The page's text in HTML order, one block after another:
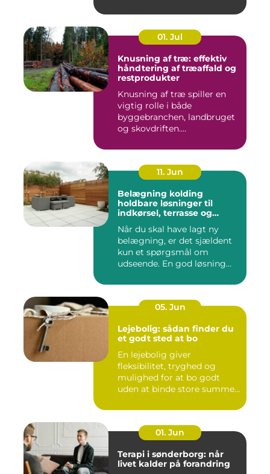
01. Jul
Knusning af træ: effektiv
håndtering af træaffald og
restprodukter
Knusning af træ spiller en
vigtig rolle i både
byggebranchen, landbruget
og skovdriften....
11. Jun
Belægning kolding
holdbare løsninger til
indkørsel, terrasse og
Når du skal have lagt ny
belægning, er det sjældent
kun et spørgsmål om
udseende. En god løsning
05. Jun
Lejebolig: sådan finder du
et godt sted at bo
En lejebolig giver
fleksibilitet, tryghed og
mulighed for at bo godt
uden at binde store summer
01. Jun
Terapi i sønderborg: når
livet kalder på forandring